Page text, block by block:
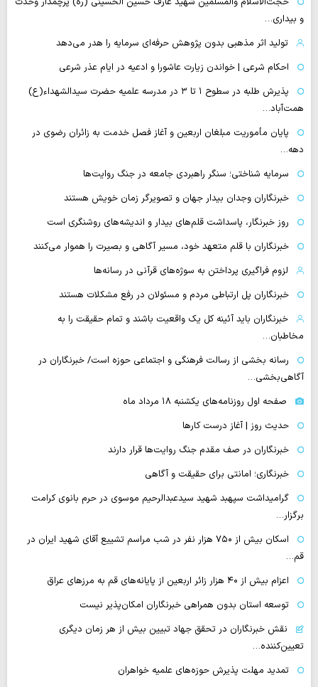
و بیداری…
تولید اثر مذهبی بدون پژوهش حرفه‌ای سرمایه را هدر می‌دهد
احکام شرعی | خواندن زیارت عاشورا و ادعیه در ایام عذر شرعی
پذیرش طلبه در سطوح ۱ تا ۳ در مدرسه علمیه حضرت سیدالشهداء(ع)
همت‌آباد…
پایان مأموریت مبلغان اربعین و آغاز فصل خدمت به زائران رضوی در
دهه…
سرمایه شناختی؛ سنگر راهبردی جامعه در جنگ روایت‌ها
خبرنگاران وجدان بیدار جهان و تصویرگر زمان خویش هستند
روز خبرنگار، پاسداشت قلم‌های بیدار و اندیشه‌های روشنگری است
خبرنگاران با قلم متعهد خود، مسیر آگاهی و بصیرت را هموار می‌کنند
لزوم فراگیری پرداختن به سوژه‌های قرآنی در رسانه‌ها
خبرنگاران پل ارتباطی مردم و مسئولان در رفع مشکلات هستند
خبرنگاران باید آئینه کل یک واقعیت باشند و تمام حقیقت را به
مخاطبان…
رسانه بخشی از رسالت فرهنگی و اجتماعی حوزه است/ خبرنگاران در
آگاهی‌بخشی…
صفحه اول روزنامه‌های یکشنبه ۱۸ مرداد ماه
حدیث روز | آغاز درست کارها
خبرنگاران در صف مقدم جنگ روایت‌ها قرار دارند
خبرنگاری؛ امانتی برای حقیقت و آگاهی
گرامیداشت سپهبد شهید سیدعبدالرحیم موسوی در حرم بانوی کرامت
برگزار…
اسکان بیش از ۷۵۰ هزار نفر در شب مراسم تشییع آقای شهید ایران در
قم…
اعزام بیش از ۴۰ هزار زائر اربعین از پایانه‌های قم به مرزهای عراق
توسعه استان بدون همراهی خبرنگاران امکان‌پذیر نیست
نقش خبرنگاران در تحقق جهاد تبیین بیش از هر زمان دیگری
تعیین‌کننده…
تمدید مهلت پذیرش حوزه‌های علمیه خواهران